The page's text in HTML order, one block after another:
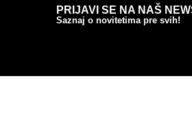
PRIJAVI SE NA NAŠ
Saznaj o novitetima pre svih!